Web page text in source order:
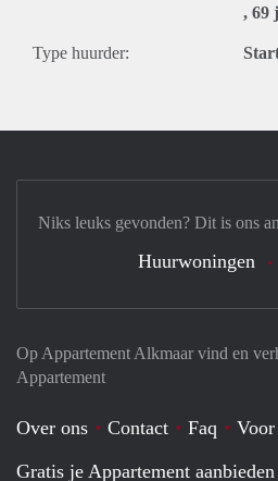
, 69
Type huurder:
Op Appartement Alkmaar vind en
Appartement
Over ons Contact Faq
Gratis je Appartement
Niks leuks gevonden? Dit is ons
Huurwoningen